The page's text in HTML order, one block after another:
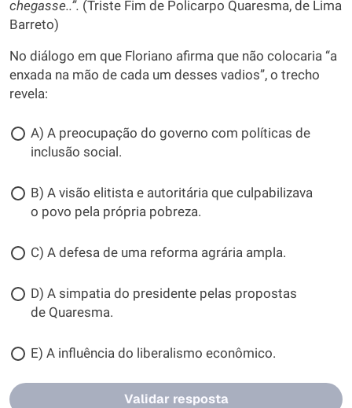
chegasse..”. (Triste Fim de Policarpo Quaresma, de Lima
Barreto)
No diálogo em que Floriano afirma que não colocaria “a
enxada na mão de cada um desses vadios”, o trecho
revela:
A) A preocupação do governo com políticas de
inclusão social.
B) A visão elitista e autoritária que culpabilizava
o povo pela própria pobreza.
C) A defesa de uma reforma agrária ampla.
D) A simpatia do presidente pelas propostas
de Quaresma.
E) A influência do liberalismo econômico.
Validar resposta